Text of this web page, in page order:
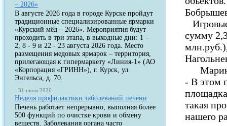
– 2026»
В августе 2026 года в городе Курске пройдут
традиционные специализированные ярмарки
«Курский мёд – 2026». Мероприятия будут
проходить в три этапа, в выходные дни: 1 –
2, 8 - 9 и 22 - 23 августа 2026 года. Место
размещения медовых ярмарок – территория,
прилегающая к гипермаркету «Линия-1» (АО
«Корпорация «ГРИНН»), г. Курск, ул.
Энгельса, д. 70.
31 июля 2026
Неделя профилактики заболеваний печени
Печень работает непрерывно, выполняя более
500 функций по очистке крови и обмену
веществ. Заболевания органа часто
сумму
Марина
- В этом
такая
нашего